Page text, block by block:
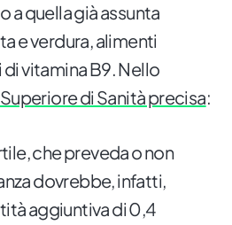
quella già assunta
e verdura, alimenti
vitamina B9. Nello
di Sanità precisa:
che preveda o non
dovrebbe, infatti,
aggiuntiva di 0,4